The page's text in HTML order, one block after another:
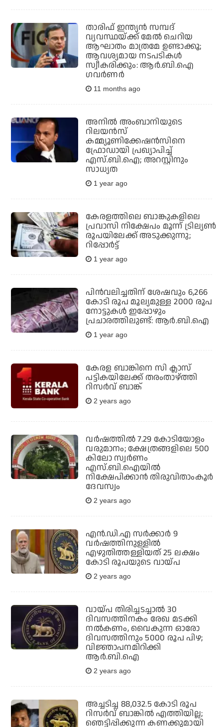
താരിഫ് ഇന്ത്യൻ സമ്പദ്
വ്യവസ്ഥയ്ക്ക് മേൽ ചെറിയ
ആഘാതം മാത്രമേ ഉണ്ടാക്കൂ;
ആവശ്യമായ നടപടികൾ
സ്വീകരിക്കും: ആർ.ബി.ഐ
ഗവർണർ
11 months ago
അനില്‍ അംബാനിയുടെ
റിലയന്‍സ്
കമ്മ്യൂണിക്കേഷന്‍സിനെ
ഫ്രോഡായി പ്രഖ്യാപിച്ച്
എസ്.ബി.ഐ; അറസ്റ്റിനും
സാധ്യത
1 year ago
കേരളത്തിലെ ബാങ്കുകളിലെ
പ്രവാസി നിക്ഷേപം മൂന്ന് ട്രില്യൺ
രൂപയിലേക്ക് അടുക്കുന്നു;
റിപ്പോർട്ട്
1 year ago
പിൻവലിച്ചതിന് ശേഷവും 6,266
കോടി രൂപ മൂല്യമുള്ള 2000 രൂപ
നോട്ടുകൾ ഇപ്പോഴും
പ്രചാരത്തിലുണ്ട്: ആർ.ബി.ഐ
1 year ago
കേരള ബാങ്കിനെ സി ക്ലാസ്
പട്ടികയിലേക്ക് തരംതാഴ്ത്തി
റിസര്‍വ് ബാങ്ക്
2 years ago
വര്‍ഷത്തില്‍ 7.29 കോടിയോളം
വരുമാനം; ക്ഷേത്രങ്ങളിലെ 500
കിലോ സ്വര്‍ണം
എസ്.ബി.ഐയിൽ
നിക്ഷേപിക്കാൻ തിരുവിതാംകൂര്‍
ദേവസ്വം
2 years ago
എന്‍.ഡി.എ സര്‍ക്കാര്‍ 9
വര്‍ഷത്തിനുള്ളില്‍
എഴുതിത്തള്ളിയത് 25 ലക്ഷം
കോടി രൂപയുടെ വായ്പ
2 years ago
വായ്പ തിരിച്ചടച്ചാല്‍ 30
ദിവസത്തിനകം രേഖ മടക്കി
നല്‍കണം, വൈകുന്ന ഓരോ
ദിവസത്തിനും 5000 രൂപ പിഴ;
വിജ്ഞാപനമിറിക്കി
ആര്‍.ബി.ഐ
2 years ago
അച്ചടിച്ച 88,032.5 കോടി രൂപ
റിസര്‍വ് ബാങ്കില്‍ എത്തിയില്ല;
ഞെട്ടിപ്പിക്കുന്ന കണക്കുമായി